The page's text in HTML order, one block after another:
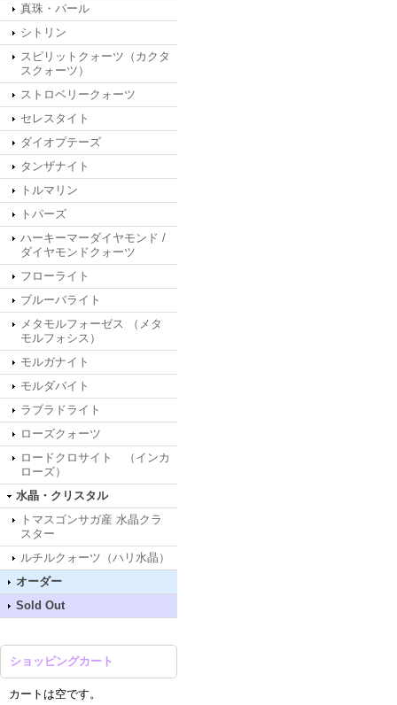
真珠・パール
シトリン
スピリットクォーツ（カクタ
スクォーツ）
ストロベリークォーツ
セレスタイト
ダイオプテーズ
タンザナイト
トルマリン
トパーズ
ハーキーマーダイヤモンド /
ダイヤモンドクォーツ
フローライト
ブルーバライト
メタモルフォーゼス （メタ
モルフォシス）
モルガナイト
モルダバイト
ラブラドライト
ローズクォーツ
ロードクロサイト （インカ
ローズ）
水晶・クリスタル
トマスゴンサガ産 水晶クラ
スター
ルチルクォーツ（ハリ水晶）
オーダー
Sold Out
ショッピングカート
カートは空です。